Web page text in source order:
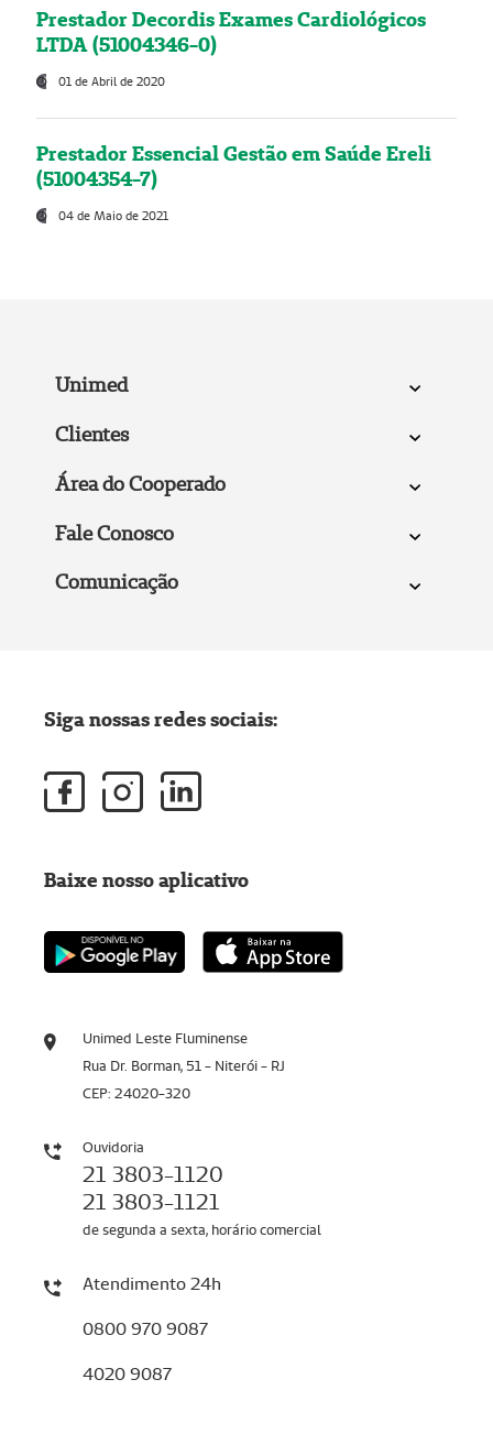
Prestador Decordis Exames Cardiológicos
LTDA (51004346-0)
01 de Abril de 2020
Prestador Essencial Gestão em Saúde Ereli
(51004354-7)
04 de Maio de 2021
Unimed
Clientes
Área do Cooperado
Fale Conosco
Comunicação
Unimed Leste Fluminense
Rua Dr. Borman, 51 - Niterói - RJ
CEP: 24020-320
Ouvidoria
21 3803-1120
21 3803-1121
de segunda a sexta, horário comercial
Atendimento 24h
0800 970 9087
4020 9087
Siga nossas redes sociais:
Baixe nosso aplicativo